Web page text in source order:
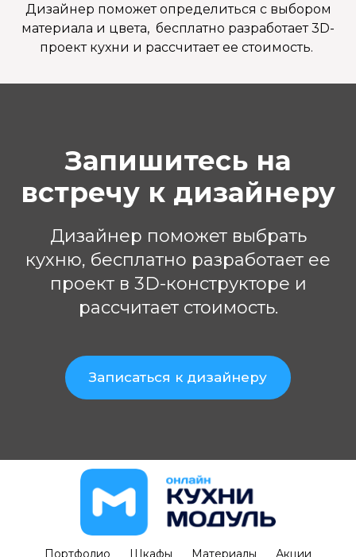
Дизайнер поможет определиться с выбором
материала и цвета, бесплатно разработает 3D-
проект кухни и рассчитает ее стоимость.
Запишитесь на
встречу к дизайнеру
Дизайнер поможет выбрать
кухню, бесплатно разработает ее
проект в 3D-конструкторе и
рассчитает стоимость.
Записаться к дизайнеру
Портфолио Шкафы Материалы Акции